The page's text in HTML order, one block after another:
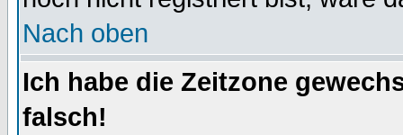
Nach oben
Ich habe die Zeitzone
falsch!